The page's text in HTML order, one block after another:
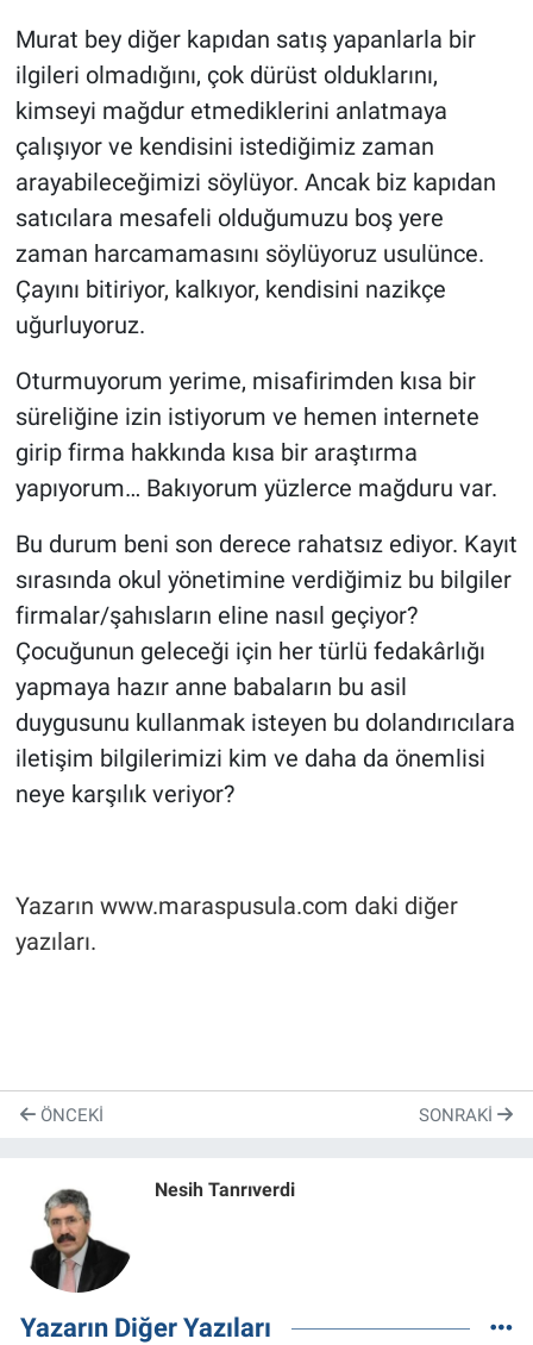
Murat bey diğer kapıdan satış yapanlarla bir
ilgileri olmadığını, çok dürüst olduklarını,
kimseyi mağdur etmediklerini anlatmaya
çalışıyor ve kendisini istediğimiz zaman
arayabileceğimizi söylüyor. Ancak biz kapıdan
satıcılara mesafeli olduğumuzu boş yere
zaman harcamamasını söylüyoruz usulünce.
Çayını bitiriyor, kalkıyor, kendisini nazikçe
uğurluyoruz.
Oturmuyorum yerime, misafirimden kısa bir
süreliğine izin istiyorum ve hemen internete
girip firma hakkında kısa bir araştırma
yapıyorum… Bakıyorum yüzlerce mağduru var.
Bu durum beni son derece rahatsız ediyor. Kayıt
sırasında okul yönetimine verdiğimiz bu bilgiler
firmalar/şahısların eline nasıl geçiyor?
Çocuğunun geleceği için her türlü fedakârlığı
yapmaya hazır anne babaların bu asil
duygusunu kullanmak isteyen bu dolandırıcılara
iletişim bilgilerimizi kim ve daha da önemlisi
neye karşılık veriyor?
Yazarın www.maraspusula.com daki diğer
yazıları.
ÖNCEKI SONRAKI
Nesih Tanrıverdi
Yazarın Diğer Yazıları